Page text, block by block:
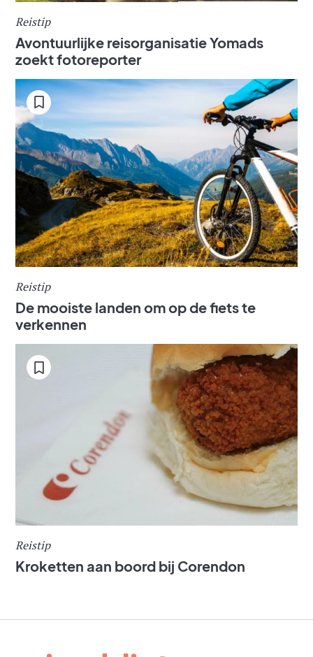
Reistip
Avontuurlijke reisorganisatie Yomads
zoekt fotoreporter
Reistip
De mooiste landen om op de fiets te
verkennen
Reistip
Kroketten aan boord bij Corendon